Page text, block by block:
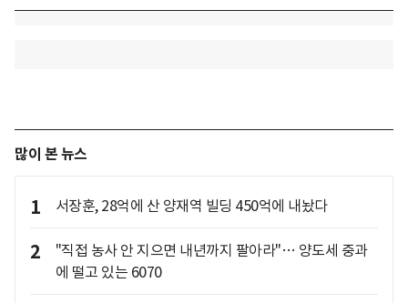
많이 본 뉴스
1 서장훈, 28억에 산 양재역 빌딩 450억에 내놨다
2
"직접 농사 안 지으면 내년까지 팔아라"… 양도세 중과
에 떨고 있는 6070